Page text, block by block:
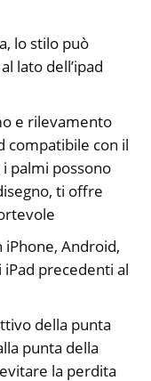
lo stilo può
lato dell’ipad
e rilevamento
compatibile con il
palmi possono
ti offre
Android,
precedenti al
della punta
punta della
la perdita